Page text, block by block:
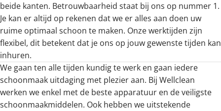
beide kanten. Betrouwbaarheid staat bij ons op nummer 1.
Je kan er altijd op rekenen dat we er alles aan doen uw
ruime optimaal schoon te maken. Onze werktijden zijn
flexibel, dit betekent dat je ons op jouw gewenste tijden kan
inhuren.
We gaan ten alle tijden kundig te werk en gaan iedere
schoonmaak uitdaging met plezier aan. Bij Wellclean
werken we enkel met de beste apparatuur en de veiligste
schoonmaakmiddelen. Ook hebben we uitstekende